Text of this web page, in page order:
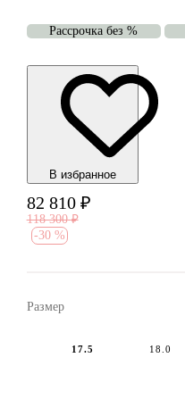
Рассрочка без %
В избранноe
82 810 ₽
118 300 ₽
-30 %
Размер
17.5 18.0